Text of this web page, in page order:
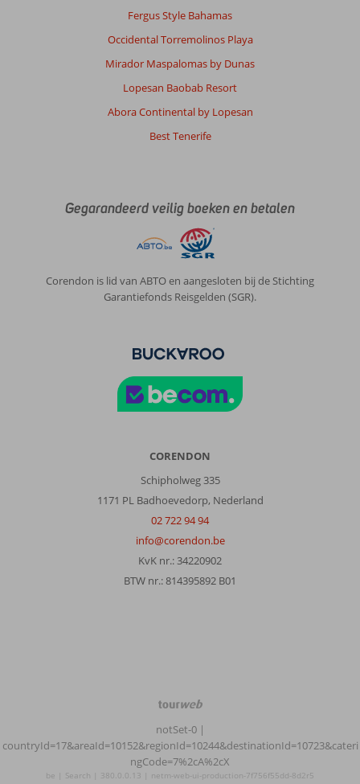
Fergus Style Bahamas
Occidental Torremolinos Playa
Mirador Maspalomas by Dunas
Lopesan Baobab Resort
Abora Continental by Lopesan
Best Tenerife
Gegarandeerd veilig boeken en betalen
Corendon is lid van ABTO en aangesloten bij de Stichting
Garantiefonds Reisgelden (SGR).
CORENDON
Schipholweg 335
1171 PL Badhoevedorp, Nederland
02 722 94 94
info@corendon.be
KvK nr.: 34220902
BTW nr.: 814395892 B01
TourWeb
©
NetMatch
notSet-0 |
countryId=17&areaId=10152&regionId=10244&destinationId=10723&cateri
ngCode=7%2cA%2cX
be | Search | 380.0.0.13 | netm-web-ui-production-7f756f55dd-8d2r5